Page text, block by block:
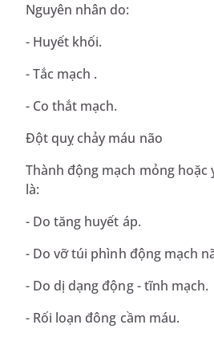
Nguyên nhân do:
- Huyết khối.
- Tắc mạch .
- Co thắt mạch.
Đột quỵ chảy máu não
Thành động mạch mỏng hoặc
là:
- Do tăng huyết áp.
- Do vỡ túi phình động mạch
- Do dị dạng động - tĩnh mạch.
- Rối loạn đông cầm máu.